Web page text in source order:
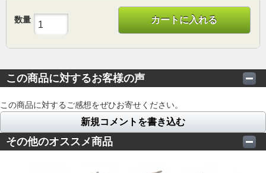
数量 カートに入れる
この商品に対するお客様の声
この商品に対するご感想をぜひお寄せください。
新規コメントを書き込む
その他のオススメ商品